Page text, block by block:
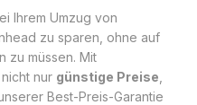
Ihrem Umzug von
zu sparen, ohne auf
zu müssen. Mit
nur günstige Preise
Best-Preis-Garantie